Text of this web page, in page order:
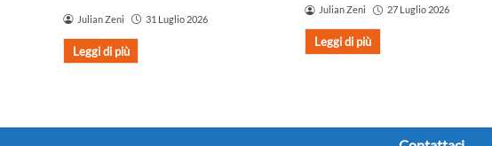
Julian Zeni 31 Luglio 2026
Leggi di più
Julian Zeni 27 Luglio 2026
Leggi di più